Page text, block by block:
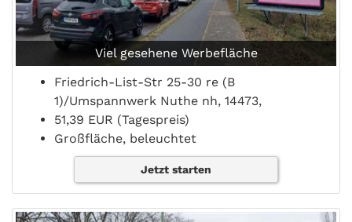
Viel gesehene Werbefläche
Friedrich-List-Str 25-30 re (B
1)/Umspannwerk Nuthe nh, 14473,
51,39 EUR (Tagespreis)
Großfläche, beleuchtet
Jetzt starten